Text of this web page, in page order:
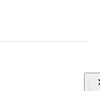
gold weight and balanced
suitable for both men and
Time, Fully Insured.